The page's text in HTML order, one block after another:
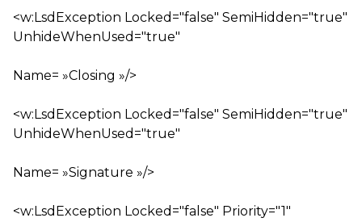
<w:LsdException Locked="false" SemiHidden="true"
UnhideWhenUsed="true"
Name= »Closing »/>
<w:LsdException Locked="false" SemiHidden="true"
UnhideWhenUsed="true"
Name= »Signature »/>
<w:LsdException Locked="false" Priority="1"